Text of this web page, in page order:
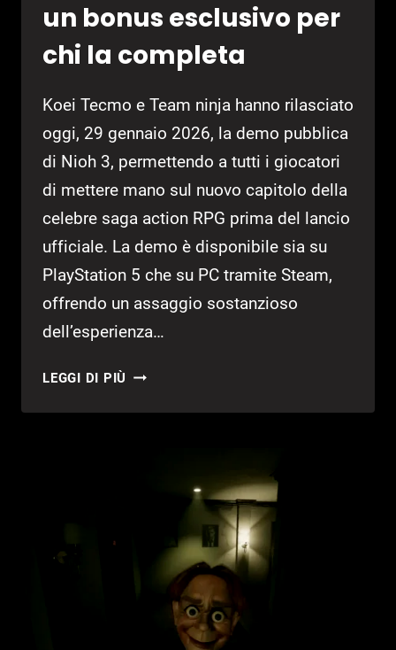
un bonus esclusivo per
chi la completa
Koei Tecmo e Team ninja hanno rilasciato
oggi, 29 gennaio 2026, la demo pubblica
di Nioh 3, permettendo a tutti i giocatori
di mettere mano sul nuovo capitolo della
celebre saga action RPG prima del lancio
ufficiale. La demo è disponibile sia su
PlayStation 5 che su PC tramite Steam,
offrendo un assaggio sostanzioso
dell’esperienza…
LEGGI DI PIÙ NIOH
DA
BONUS
ESCLUSIVO